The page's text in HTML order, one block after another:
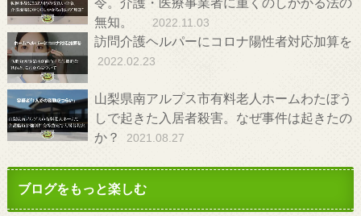
令。介護・医療事業者に重くのしかかる法の
無知。
2022.11.03
訪問介護ヘルパーにコロナ陽性者対応加算を
2022.02.23
山梨県南アルプス市有料老人ホームわたぼう
しで起きた入居者殺害。なぜ事件は起きたの
か？
2021.08.27
ブログをもっと楽しむ